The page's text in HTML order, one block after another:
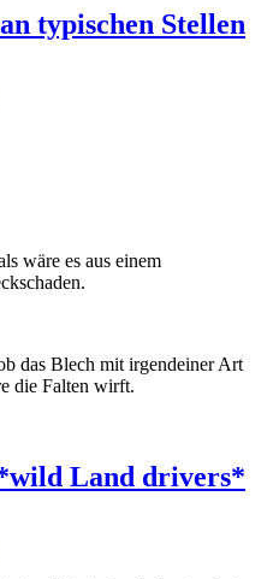
typischen Stellen
wäre es aus einem
das Blech mit irgendeiner Art
die Falten wirft.
Land drivers*